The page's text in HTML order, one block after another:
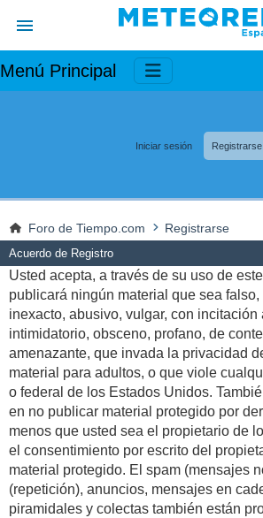
Menú Principal
Iniciar sesión Registrarse
Foro de Tiempo.com Registrarse
Acuerdo de Registro
Usted acepta, a través de su uso de
publicará ningún material que sea falso,
inexacto, abusivo, vulgar, con incitación
intimidatorio, obsceno, profano, de
amenazante, que invada la privacidad
material para adultos, o que viole
o federal de los Estados Unidos.
en no publicar material protegido por
menos que usted sea el propietario de
el consentimiento por escrito del
material protegido. El spam (mensajes
(repetición), anuncios, mensajes en
piramidales y colectas también están